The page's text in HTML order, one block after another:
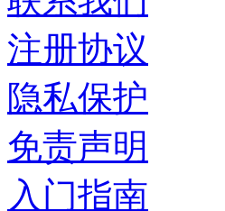
注册协议
隐私保护
免责声明
入门指南